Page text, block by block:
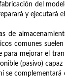
del
y ejecutará
de
comunes
para mejorar el
(pasivo) capaz
se complementará